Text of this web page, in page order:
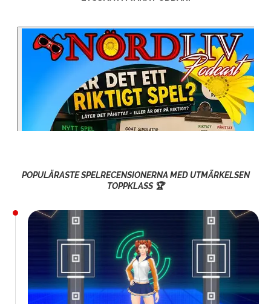
POPULÄRASTE SPELRECENSIONERNA MED UTMÄRKELSEN
TOPPKLASS 🏆